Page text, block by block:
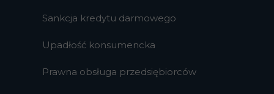
Sankcja kredytu darmowego
Upadłość konsumencka
Prawna obsługa przedsiębiorców